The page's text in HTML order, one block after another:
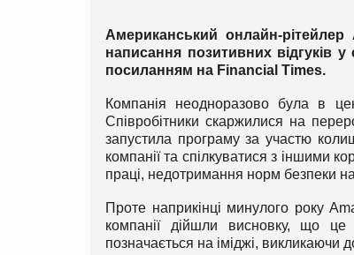
Американський онлайн-
написання позитивних відгуків
посиланням на Financial Times.
Компанія неодноразово була в
Співробітники скаржилися на
запустила програму за участю
компанії та спілкуватися з іншими
праці, недотримання норм безпеки
Проте наприкінці минулого року
компанії дійшли висновку, що це
позначається на іміджі, викликаючи